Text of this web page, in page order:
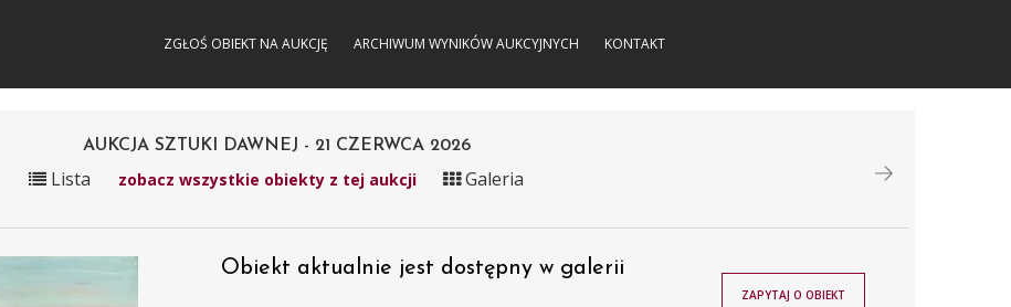
ZGŁOŚ OBIEKT NA AUKCJĘ ARCHIWUM WYNIKÓW AUKCYJNYCH KONTAKT
AUKCJA SZTUKI DAWNEJ - 21 CZERWCA 2026
Lista zobacz wszystkie obiekty z tej aukcji Galeria
Obiekt aktualnie jest dostępny w galerii
ZAPYTAJ O OBIEKT